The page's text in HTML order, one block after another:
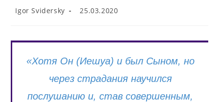
Post
author:
Igor Svidersky
Post
25.03.2020
«Хотя Он (Иешуа) и был Сыном, но
через страдания научился
послушанию и, став совершенным,